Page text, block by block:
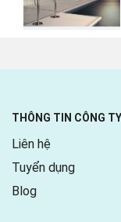
THÔNG TIN CÔNG TY
Liên hệ
Tuyển dụng
Blog